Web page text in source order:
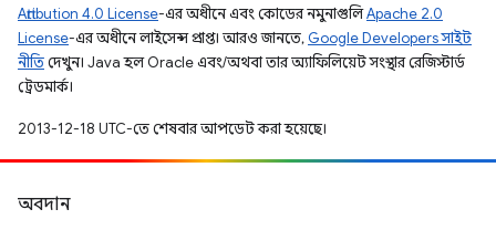
Attribution 4.0 License-এর অধীনে এবং কোডের নমুনাগুলিApache 2.0
License-এর অধীনে লাইসেন্স প্রাপ্ত। আরও জানতে, Google Developers সাইট
নীতিদেখুন। Java হল Oracle এবং/অথবা তার অ্যাফিলিয়েট সংস্থার রেজিস্টার্ড
ট্রেডমার্ক।
2013-12-18 UTC-তে শেষবার আপডেট করা হয়েছে।
অবদান